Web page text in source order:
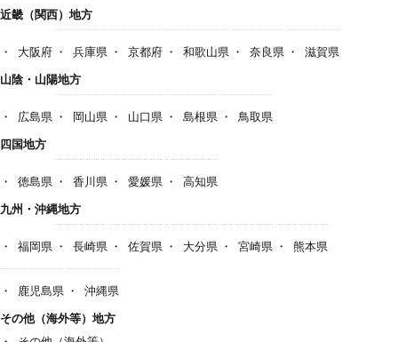
近畿（関西）地方
大阪府 兵庫県 京都府 和歌山県 奈良県
滋賀県
山陰・山陽地方
広島県 岡山県 山口県 島根県
鳥取県
四国地方
徳島県 香川県 愛媛県
高知県
九州・沖縄地方
福岡県 長崎県 佐賀県 大分県 宮崎県 熊本県
鹿児島県
沖縄県
その他（海外等）地方